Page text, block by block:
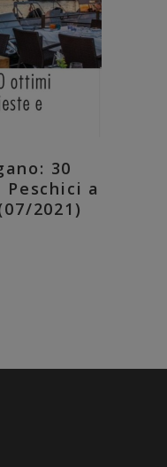
30
a
2021)